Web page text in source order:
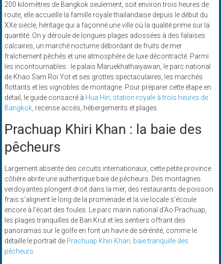
200 kilomètres de Bangkok seulement, soit environ trois heures de
route, elle accueille la famille royale thaïlandaise depuis le début du
XXe siècle, héritage qui a façonné une ville où la qualité prime sur la
quantité. On y déroule de longues plages adossées à des falaises
calcaires, un marché nocturne débordant de fruits de mer
fraîchement pêchés et une atmosphère de luxe décontracté. Parmi
les incontournables : le palais Maruekhathaiyawan, le parc national
de Khao Sam Roi Yot et ses grottes spectaculaires, les marchés
flottants et les vignobles de montagne. Pour préparer cette étape en
détail, le guide consacré à Hua Hin, station royale à trois heures de
Bangkok, recense accès, hébergements et plages.
Prachuap Khiri Khan : la baie des
pêcheurs
Largement absente des circuits internationaux, cette petite province
côtière abrite une authentique baie de pêcheurs. Des montagnes
verdoyantes plongent droit dans la mer, des restaurants de poisson
frais s'alignent le long de la promenade et la vie locale s'écoule
encore à l'écart des foules. Le parc marin national d'Ao Prachuap,
les plages tranquilles de Ban Krut et les sentiers offrant des
panoramas sur le golfe en font un havre de sérénité, comme le
détaille le portrait de Prachuap Khiri Khan, baie tranquille des
pêcheurs